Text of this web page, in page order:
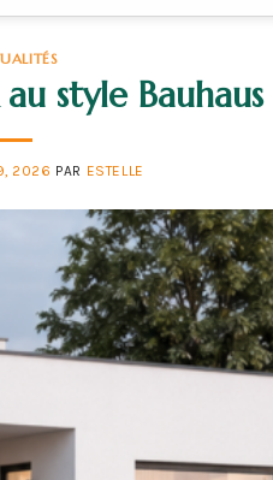
style
2026 PAR ESTELLE